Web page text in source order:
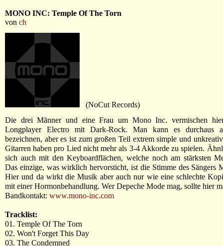
MONO INC: Temple Of The Torn
von ch
(NoCut Records)
Die drei Männer und eine Frau um Mono Inc. vermischen
Longplayer Electro mit Dark-Rock. Man kann es durchaus
bezeichnen, aber es ist zum großen Teil extrem simple und
Gitarren haben pro Lied nicht mehr als 3-4 Akkorde zu spielen.
sich auch mit den Keyboardflächen, welche noch am stärksten
Das einzige, was wirklich hervorsticht, ist die Stimme des Sängers
Hier und da wirkt die Musik aber auch nur wie eine schlechte
mit einer Hormonbehandlung. Wer Depeche Mode mag, sollte hier
Bandkontakt: www.mono-inc.com
Tracklist:
01. Temple Of The Torn
02. Won't Forget This Day
03. The Condemned